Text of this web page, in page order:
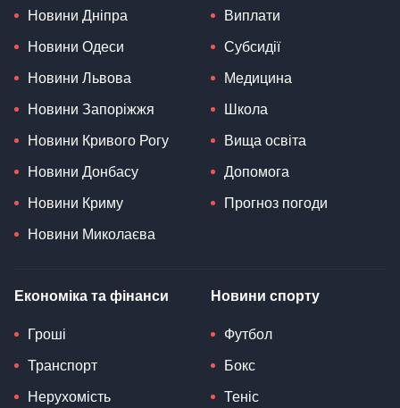
Новини Дніпра
Новини Одеси
Новини Львова
Новини Запоріжжя
Новини Кривого Рогу
Новини Донбасу
Новини Криму
Новини Миколаєва
Виплати
Субсидії
Медицина
Школа
Вища освіта
Допомога
Прогноз погоди
Економіка та фінанси
Гроші
Транспорт
Нерухомість
Новини спорту
Футбол
Бокс
Теніс